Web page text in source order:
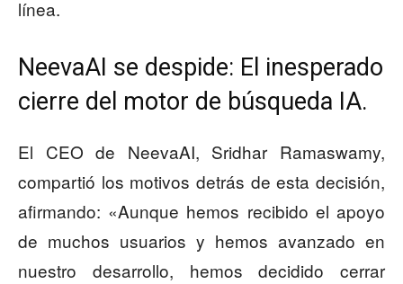
línea.
NeevaAI se despide: El inesperado
cierre del motor de búsqueda IA.
El CEO de NeevaAI, Sridhar Ramaswamy,
compartió los motivos detrás de esta decisión,
afirmando: «Aunque hemos recibido el apoyo
de muchos usuarios y hemos avanzado en
nuestro desarrollo, hemos decidido cerrar